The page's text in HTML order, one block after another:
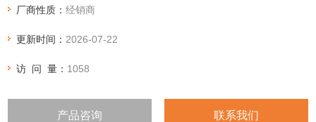
厂商性质：经销商
更新时间： 2026-07-22
访 问 量： 1058
产品咨询 联系我们